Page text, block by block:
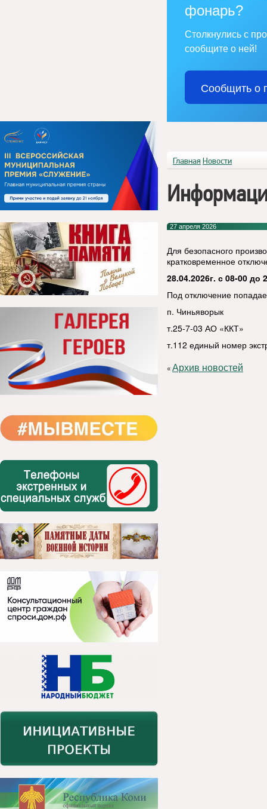
фонарь?
Столкнулись с
сообщите о ней!
Сообщить о
Главная Новости
27 апреля 2026
Для безопасного
кратковременное
28.04.2026г. с 08-00 до
Под отключение
п. Чиньяворык
т.25-7-03 АО «ККТ»
т.112 единый номер
«Архив новостей